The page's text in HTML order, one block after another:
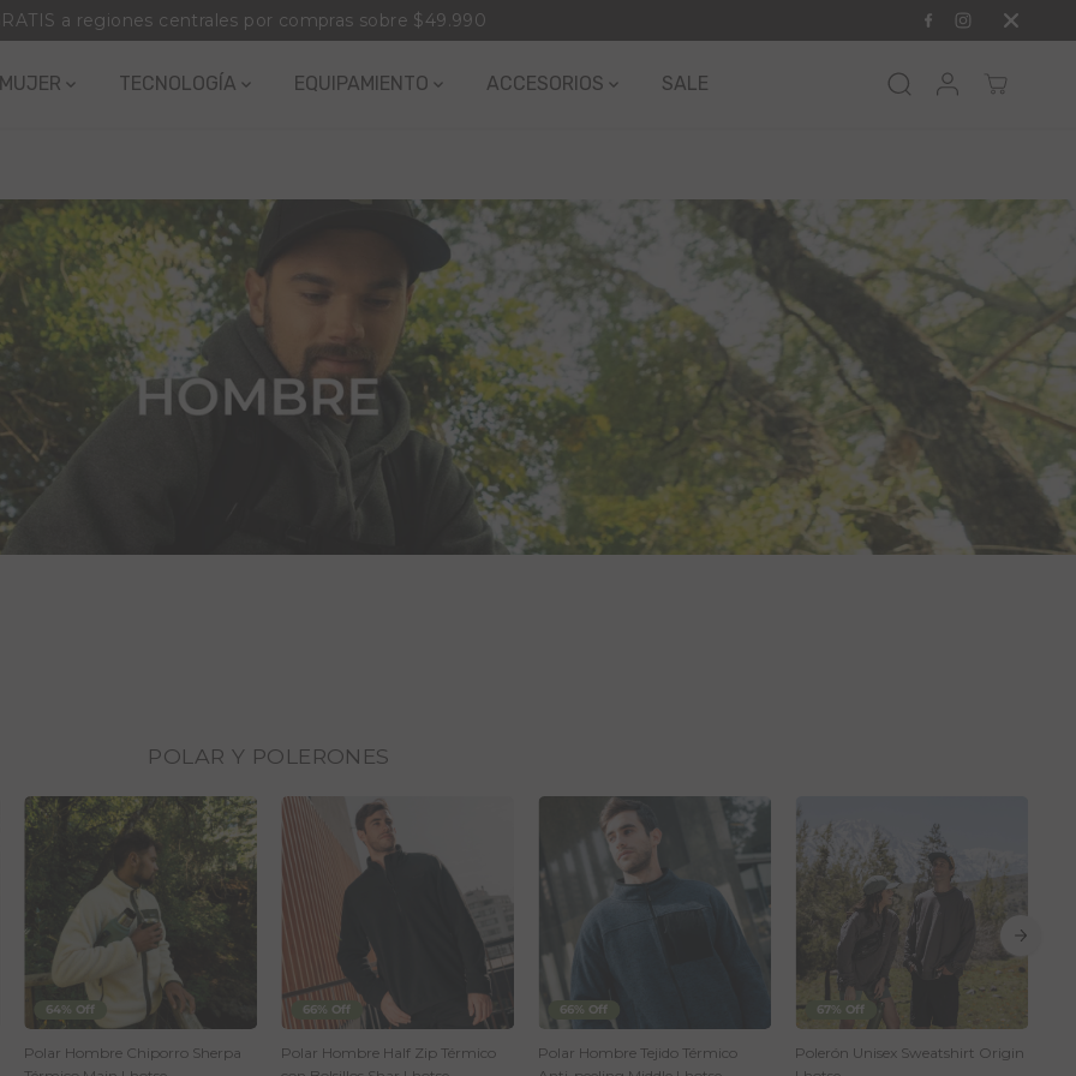
Envío GRATIS a
Despacho a todo Chile
MUJER TECNOLOGÍA EQUIPAMIENTO ACCESORIOS SALE
POLAR Y POLERONES
64% Off
Polar Hombre Chiporro Sherpa
66% Off
Polar Hombre Half Zip Térmico
66% Off
Polar Hombre Tejido Térmico
67% Off
Polerón Unisex Sweatshirt Origin